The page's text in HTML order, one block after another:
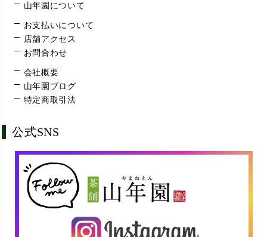
山年園について
お支払いについて
店舗アクセス
お問合わせ
会社概要
山年園ブログ
特定商取引法
公式SNS